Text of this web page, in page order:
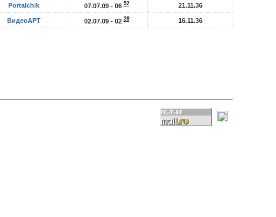
Portalchik 07.07.09 - 0652 21.11.36
ВидеоАРТ 02.07.09 - 0228 16.11.36